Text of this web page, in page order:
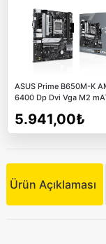
ASUS Prime B650M-K
6400 Dp Dvi Vga M2
5.941,00₺
Ürün Açıklaması